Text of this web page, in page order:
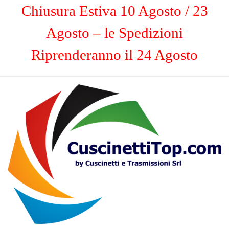
Chiusura Estiva 10 Agosto / 23
Agosto – le Spedizioni
Riprenderanno il 24 Agosto